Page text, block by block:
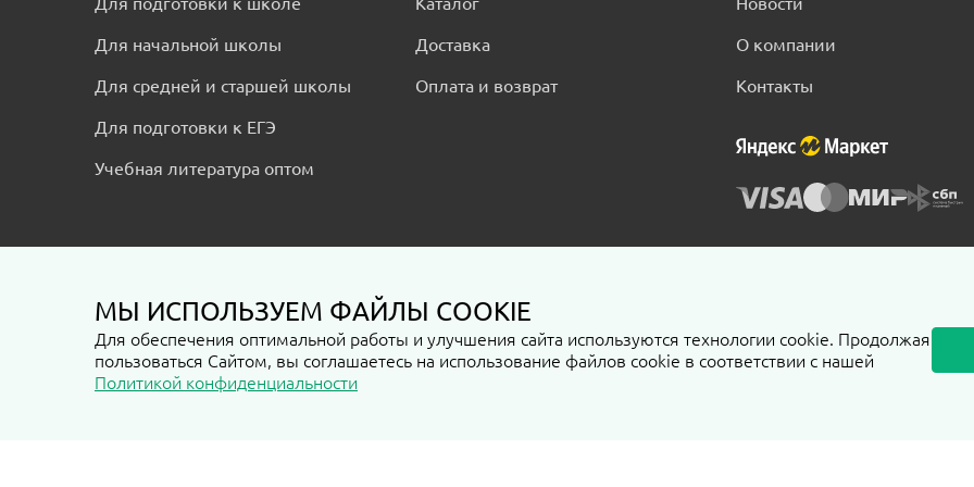
Для начальной школы
Для средней и старшей школы
Для подготовки к ЕГЭ
Учебная литература оптом
Доставка
Оплата и возврат
О компании
Контакты
Пользовательское соглашение Политика конфиденциальности
Любая информация на сайте metodlit.ru, включая стоимость, наличие товара, не является публичной офертой, ее искажение не влечет
Любые покупки товара, представленного на сайте возможны только в рамках акцепта
МЫ ИСПОЛЬЗУЕМ ФАЙЛЫ COOKIE
Для обеспечения оптимальной работы и улучшения сайта используются технологии cookie. Продолжая
пользоваться Сайтом, вы соглашаетесь на использование файлов cookie в соответствии с нашей
Политикой конфиденциальности